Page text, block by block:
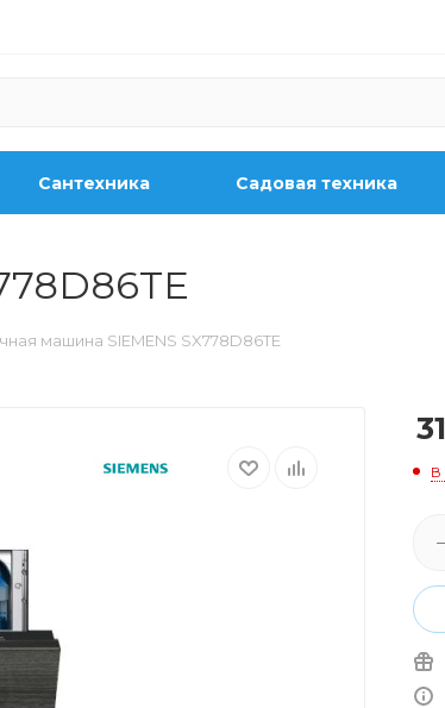
Сантехника Садовая техника
машина SIEMENS SX778D86TE
В